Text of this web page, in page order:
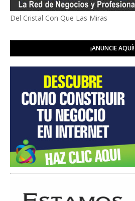
Del Cristal Con Que Las Miras
¡ANUNCIE AQUÍ!